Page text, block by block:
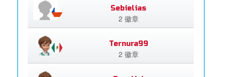
Sebielias
2 徽章
Ternura99
2 徽章